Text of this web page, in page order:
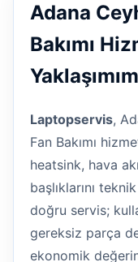
Adana
Bakımı
Laptopservis,
Fan Bakımı
heatsink, hava
başlıklarını
doğru servis;
gereksiz parça
ekonomik